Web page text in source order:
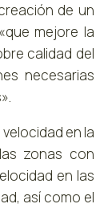
de un
mejore la
calidad del
necesarias
en la
zonas con
en las
así como el